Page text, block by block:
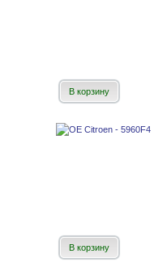
В корзину
В корзину